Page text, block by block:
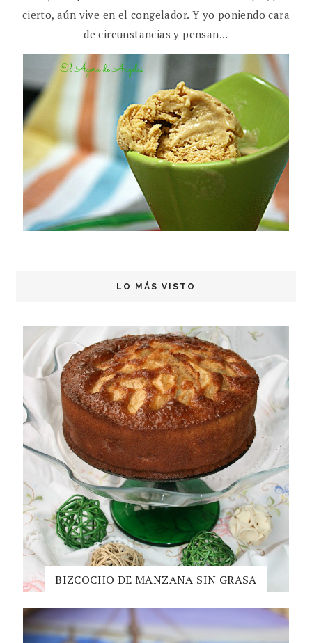
cierto, aún vive en el congelador. Y yo poniendo cara
de circunstancias y pensan...
LO MÁS VISTO
BIZCOCHO DE MANZANA SIN GRASA